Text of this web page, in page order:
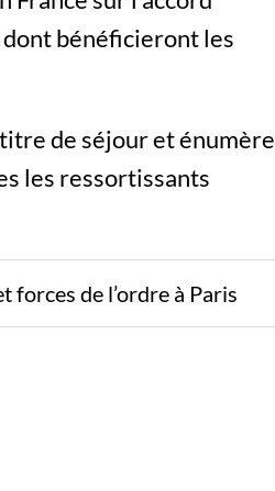
bénéficieront les
de séjour et énumère
les ressortissants
de l’ordre à Paris